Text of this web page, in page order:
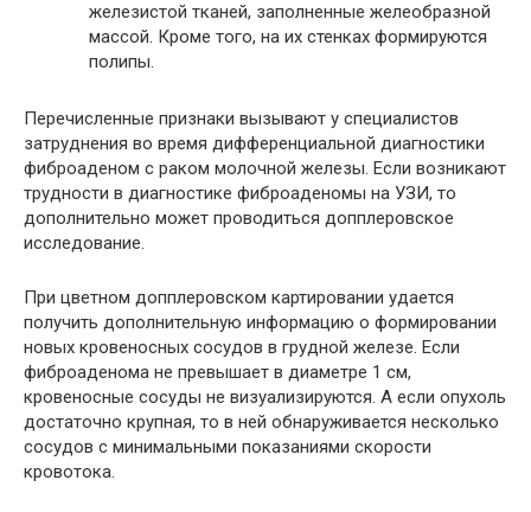
железистой тканей, заполненные желеобразной
массой. Кроме того, на их стенках формируются
полипы.
Перечисленные признаки вызывают у специалистов
затруднения во время дифференциальной диагностики
фиброаденом с раком молочной железы. Если возникают
трудности в диагностике фиброаденомы на УЗИ, то
дополнительно может проводиться допплеровское
исследование.
При цветном допплеровском картировании удается
получить дополнительную информацию о формировании
новых кровеносных сосудов в грудной железе. Если
фиброаденома не превышает в диаметре 1 см,
кровеносные сосуды не визуализируются. А если опухоль
достаточно крупная, то в ней обнаруживается несколько
сосудов с минимальными показаниями скорости
кровотока.